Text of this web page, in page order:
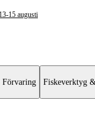
15 augusti
Förvaring Fiskeverktyg